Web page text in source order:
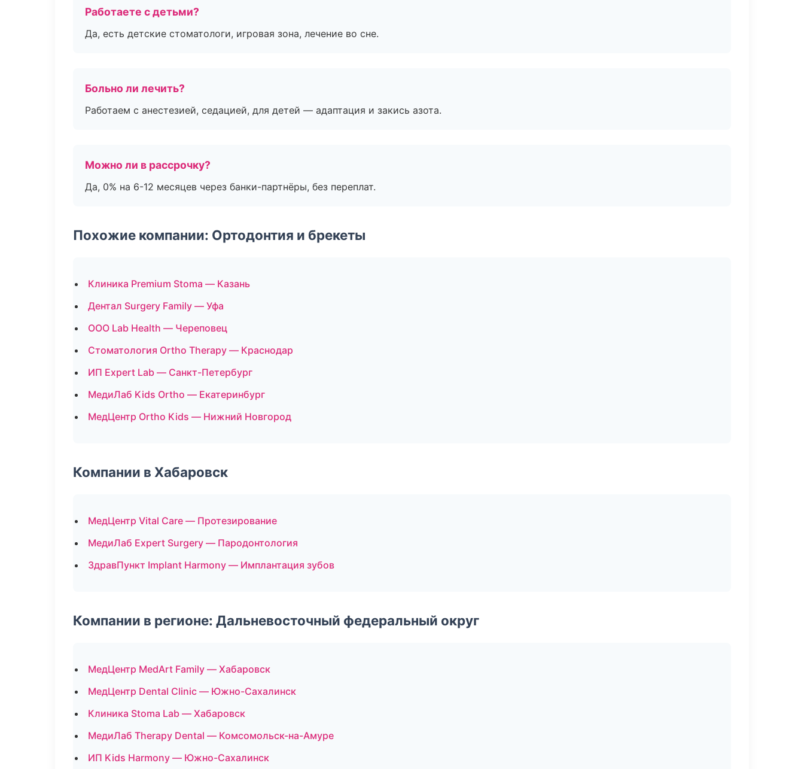
Работаете с детьми?
Да, есть детские стоматологи, игровая зона, лечение во сне.
Больно ли лечить?
Работаем с анестезией, седацией, для детей — адаптация и закись азота.
Можно ли в рассрочку?
Да, 0% на 6-12 месяцев через банки-партнёры, без переплат.
Похожие компании: Ортодонтия и брекеты
Клиника Premium Stoma — Казань
Дентал Surgery Family — Уфа
ООО Lab Health — Череповец
Стоматология Ortho Therapy — Краснодар
ИП Expert Lab — Санкт-Петербург
МедиЛаб Kids Ortho — Екатеринбург
МедЦентр Ortho Kids — Нижний Новгород
Компании в Хабаровск
МедЦентр Vital Care — Протезирование
МедиЛаб Expert Surgery — Пародонтология
ЗдравПункт Implant Harmony — Имплантация зубов
Компании в регионе: Дальневосточный федеральный округ
МедЦентр MedArt Family — Хабаровск
МедЦентр Dental Clinic — Южно-Сахалинск
Клиника Stoma Lab — Хабаровск
МедиЛаб Therapy Dental — Комсомольск-на-Амуре
ИП Kids Harmony — Южно-Сахалинск